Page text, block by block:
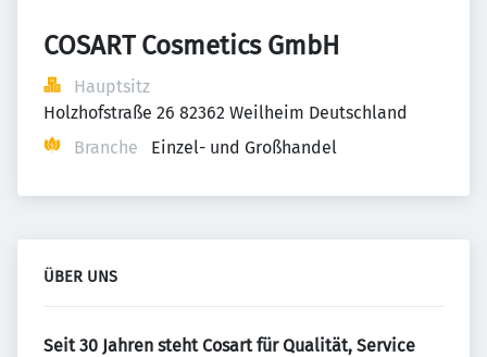
COSART Cosmetics GmbH
Hauptsitz
Holzhofstraße 26 82362 Weilheim Deutschland
Branche
Einzel- und Großhandel
ÜBER UNS
Seit 30 Jahren steht Cosart für Qualität, Service